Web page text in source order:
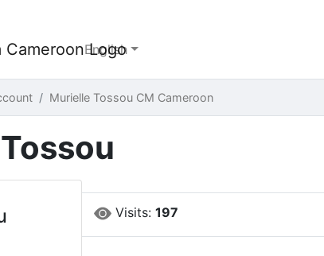
English
Murielle Tossou CM Cameroon
Visits: 197